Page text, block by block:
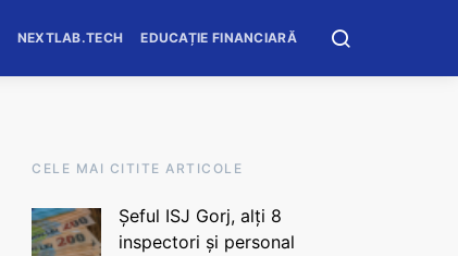
NEXTLAB.TECH EDUCAȚIE FINANCIARĂ
CELE MAI CITITE ARTICOLE
Șeful ISJ Gorj, alți 8
inspectori și personal